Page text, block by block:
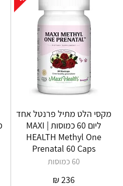
מקסי הלט מתיל פרנטל אחד
ליום 60 כמוסות | MAXI
HEALTH Methyl One
Prenatal 60 Caps
60 כמוסות
236
₪